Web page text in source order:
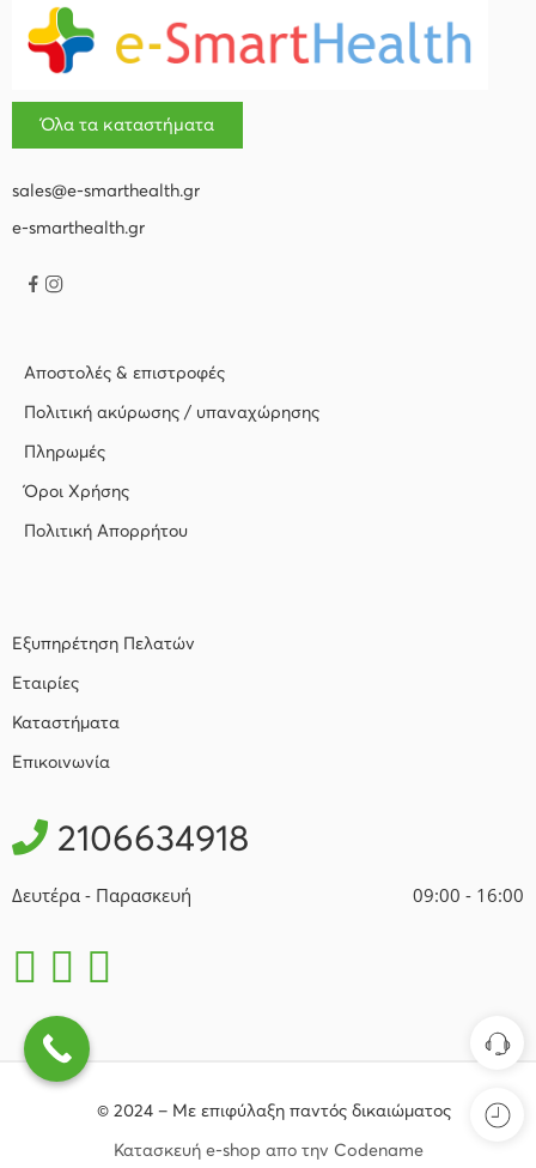
Όλα τα καταστήματα
sales@e-smarthealth.gr
e-smarthealth.gr
Αποστολές & επιστροφές
Πολιτική ακύρωσης / υπαναχώρησης
Πληρωμές
Όροι Χρήσης
Πολιτική Απορρήτου
Εξυπηρέτηση Πελατών
Εταιρίες
Καταστήματα
Επικοινωνία
2106634918
Δευτέρα - Παρασκευή 09:00 - 16:00
© 2024 – Με επιφύλαξη παντός δικαιώματος
Κατασκευή e-shop απο την Codename